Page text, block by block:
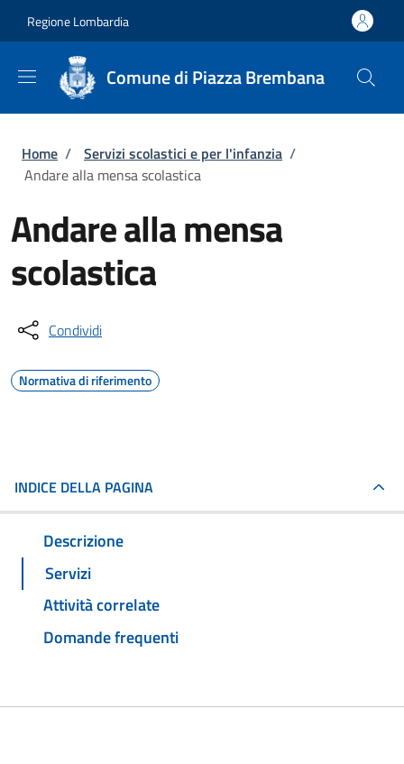
Regione Lombardia
Comune di Piazza Brembana
Briciole di pane
Home / Servizi scolastici e per l'infanzia /
Andare alla mensa scolastica
Andare alla mensa
scolastica
Condividi
Normativa di riferimento
INDICE DELLA PAGINA
Descrizione
Servizi
Attività correlate
Domande frequenti